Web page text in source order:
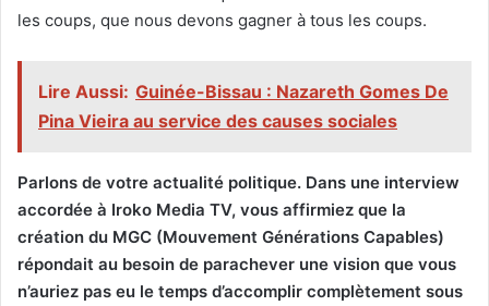
les coups, que nous devons gagner à tous les coups.
Lire Aussi: Guinée-Bissau : Nazareth Gomes De
Pina Vieira au service des causes sociales
Parlons de votre actualité politique. Dans une interview
accordée à Iroko Media TV, vous affirmiez que la
création du MGC (Mouvement Générations Capables)
répondait au besoin de parachever une vision que vous
n’auriez pas eu le temps d’accomplir complètement sous